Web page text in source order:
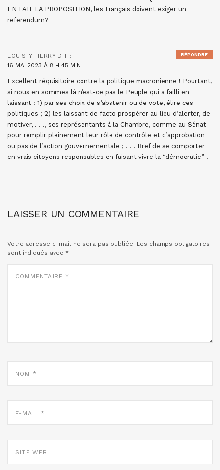
EN FAIT LA PROPOSITION, les Français doivent exiger un
referendum?
LOUIS-Y. HERRY DIT :
16 MAI 2023 À 8 H 45 MIN
Excellent réquisitoire contre la politique macronienne ! Pourtant,
si nous en sommes là n’est-ce pas le Peuple qui a failli en
laissant : 1) par ses choix de s’abstenir ou de vote, élire ces
politiques ; 2) les laissant de facto prospérer au lieu d’alerter, de
motiver, . . ., ses représentants à la Chambre, comme au Sénat
pour remplir pleinement leur rôle de contrôle et d’approbation
ou pas de l’action gouvernementale ; . . . Bref de se comporter
en vrais citoyens responsables en faisant vivre la “démocratie” !
RÉPONDRE
LAISSER UN COMMENTAIRE
Votre adresse e-mail ne sera pas publiée. Les champs obligatoires
sont indiqués avec *
MAIL
WEB